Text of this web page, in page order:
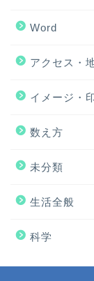
Word
アクセス・
イメージ・
数え方
未分類
生活全般
科学